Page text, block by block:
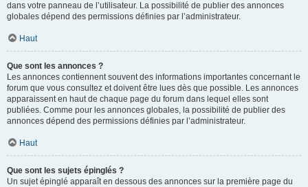
dans votre panneau de l’utilisateur. La possibilité de publier des annonces
globales dépend des permissions définies par l’administrateur.
Haut
Que sont les annonces ?
Les annonces contiennent souvent des informations importantes concernant le
forum que vous consultez et doivent être lues dès que possible. Les annonces
apparaissent en haut de chaque page du forum dans lequel elles sont
publiées. Comme pour les annonces globales, la possibilité de publier des
annonces dépend des permissions définies par l’administrateur.
Haut
Que sont les sujets épinglés ?
Un sujet épinglé apparaît en dessous des annonces sur la première page du